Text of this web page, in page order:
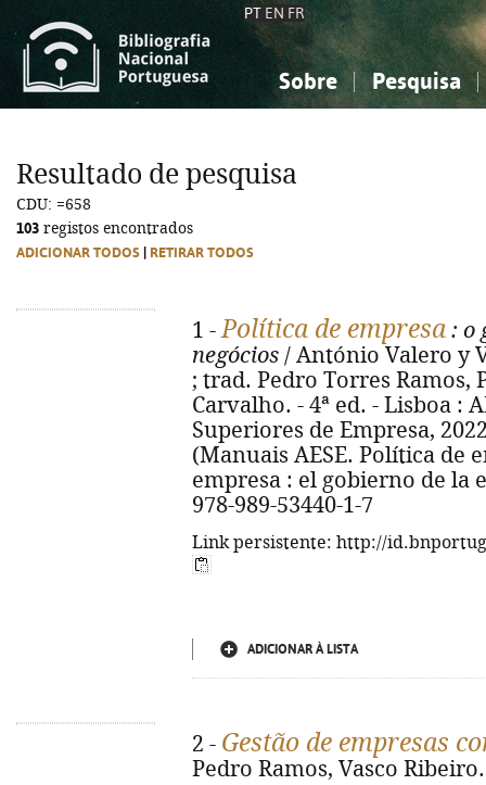
PT EN FR
Sobre Pesquisa
Ciências sociais...
Ciências sociais...
Resultado de pesquisa
CDU: =658
103 registos encontrados
ADICIONAR TODOS RETIRAR TODOS
1 -Política de empresa : o
negócios / António Valero y
; trad. Pedro Torres Ramos,
Carvalho. - 4ª ed. - Lisboa :
Superiores de Empresa,
(Manuais AESE. Política de
empresa : el gobierno de la
978-989-53440-1-7
Link persistente: http://
ADICIONAR À LISTA
2 - Gestão de empresas
Pedro Ramos, Vasco